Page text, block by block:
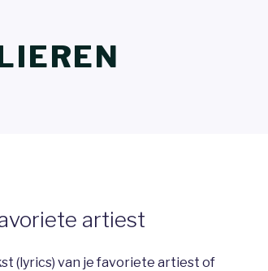
artiest
(lyrics) van je favoriete artiest of